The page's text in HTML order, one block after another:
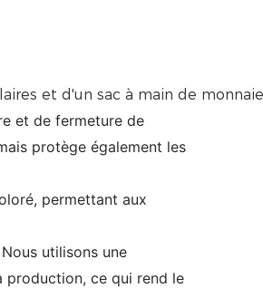
et de fermeture de
protège également les
permettant aux
utilisons une
production, ce qui rend le